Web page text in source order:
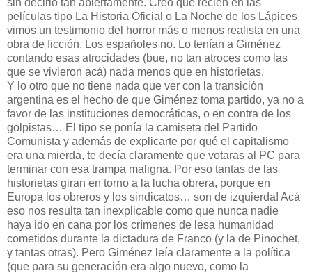
películas tipo La Historia Oficial o La Noche de los Lápices
vimos un testimonio del horror más o menos realista en una
obra de ficción. Los españoles no. Lo tenían a Giménez
contando esas atrocidades (bue, no tan atroces como las
que se vivieron acá) nada menos que en historietas.
Y lo otro que no tiene nada que ver con la transición
argentina es el hecho de que Giménez toma partido, ya no a
favor de las instituciones democráticas, o en contra de los
golpistas… El tipo se ponía la camiseta del Partido
Comunista y además de explicarte por qué el capitalismo
era una mierda, te decía claramente que votaras al PC para
terminar con esa trampa maligna. Por eso tantas de las
historietas giran en torno a la lucha obrera, porque en
Europa los obreros y los sindicatos… son de izquierda! Acá
eso nos resulta tan inexplicable como que nunca nadie
haya ido en cana por los crímenes de lesa humanidad
cometidos durante la dictadura de Franco (y la de Pinochet,
y tantas otras). Pero Giménez leía claramente a la política
(que para su generación era algo nuevo, como la